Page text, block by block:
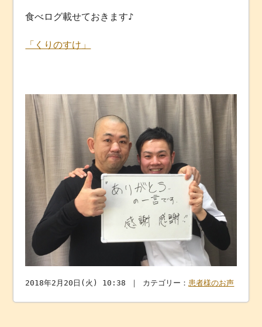
食べログ載せておきます♪
「くりのすけ」
2018年2月20日(火) 10:38 ｜ カテゴリー： 患者様のお声